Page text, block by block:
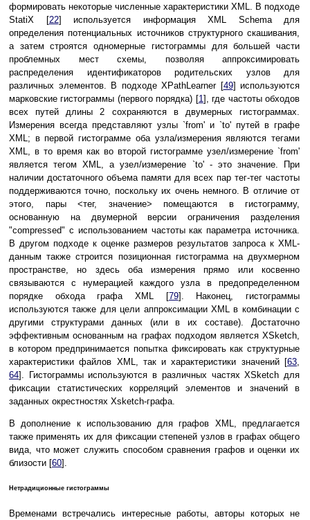
формировать некоторые численные характеристики XML. В подходе
StatiX [22] используется информация XML Schema для
определения потенциальных источников структурного скашивания,
а затем строятся одномерные гистограммы для большей части
проблемных мест схемы, позволяя аппроксимировать
распределения идентификаторов родительских узлов для
различных элементов. В подходе XPathLearner [49] используются
марковские гистограммы (первого порядка) [1], где частоты обходов
всех путей длины 2 сохраняются в двумерных гистограммах.
Измерения всегда представляют узлы `from' и `to' путей в графе
XML; в первой гистограмме оба узла/измерения являются тегами
XML, в то время как во второй гистограмме узел/измерение `from'
является тегом XML, а узел/измерение `to' - это значение. При
наличии достаточного объема памяти для всех пар тег-тег частоты
поддерживаются точно, поскольку их очень немного. В отличие от
этого, пары <тег, значение> помещаются в гистограмму,
основанную на двумерной версии ограничения разделения
"compressed" с использованием частоты как параметра источника.
В другом подходе к оценке размеров результатов запроса к XML-
данным также строится позиционная гистограмма на двухмерном
пространстве, но здесь оба измерения прямо или косвенно
связываются с нумерацией каждого узла в предопределенном
порядке обхода графа XML [79]. Наконец, гистограммы
используются также для цели аппроксимации XML в комбинации с
другими структурами данных (или в их составе). Достаточно
эффективным основанным на графах подходом является XSketch,
в котором предпринимается попытка фиксировать как структурные
характеристики файлов XML, так и характеристики значений [63,
64]. Гистограммы используются в различных частях XSketch для
фиксации статистических корреляций элементов и значений в
заданных окрестностях Xsketch-графа.
В дополнение к использованию для графов XML, предлагается
также применять их для фиксации степеней узлов в графах общего
вида, что может служить способом сравнения графов и оценки их
близости [60].
Нетрадиционные гистограммы
Временами встречались интересные работы, авторы которых не